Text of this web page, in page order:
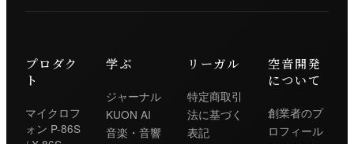
プロダク
ト
マイクロフ
ォン P-86S
学ぶ
ジャーナル
KUON AI
音楽・音響
リーガル
特定商取引
法に基づく
表記
空音開発
について
創業者のプ
ロフィール